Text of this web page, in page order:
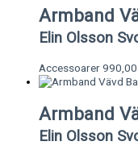
Armband
Elin Olsson
Accessoarer990,00
Armband
Elin Olsson